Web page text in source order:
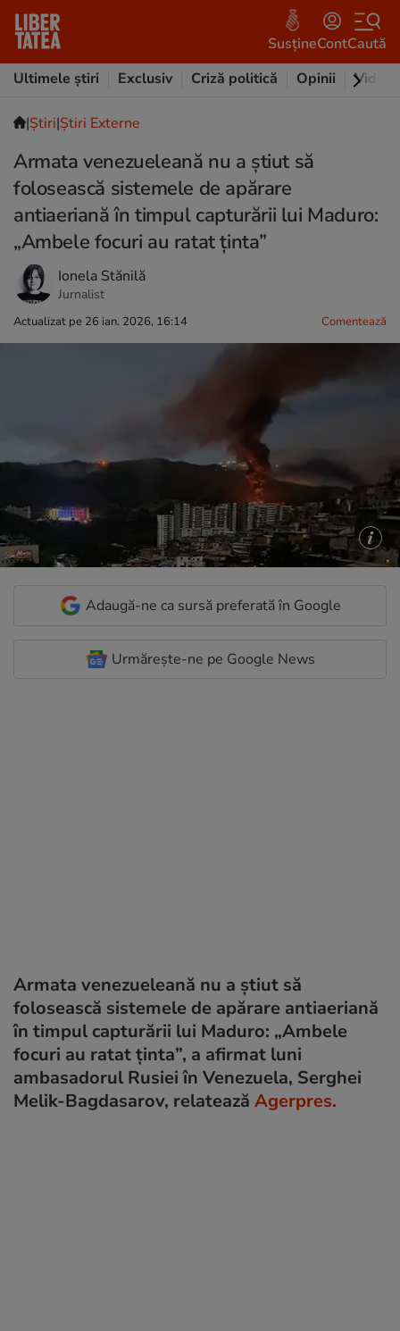
SusțineContCaută
Ultimele știri
Exclusiv Criză politică Opinii Video
|Ştiri|Știri Externe
Armata venezueleană nu a știut să
folosească sistemele de apărare
antiaeriană în timpul capturării lui Maduro:
„Ambele focuri au ratat ținta”
Ionela Stănilă
Jurnalist
Actualizat pe 26 ian. 2026, 16:14 Comentează
Adaugă-ne ca sursă preferată în Google
Urmărește-ne pe Google News
Armata venezueleană nu a știut să
folosească sistemele de apărare antiaeriană
în timpul capturării lui Maduro: „Ambele
focuri au ratat ținta”, a afirmat luni
ambasadorul Rusiei în Venezuela, Serghei
Melik-Bagdasarov, relatează Agerpres.